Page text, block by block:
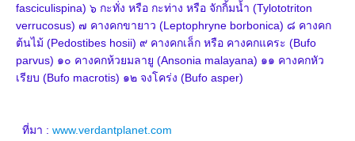
fasciculispina) ๖ กะทั่ง หรือ กะท่าง หรือ จักกิ้มน้ำ (Tylototriton
verrucosus) ๗ คางคกขายาว (Leptophryne borbonica) ๘ คางคก
ต้นไม้ (Pedostibes hosii) ๙ คางคกเล็ก หรือ คางคกแคระ (Bufo
parvus) ๑๐ คางคกห้วยมลายู (Ansonia malayana) ๑๑ คางคกหัว
เรียบ (Bufo macrotis) ๑๒ จงโคร่ง (Bufo asper)
ที่มา : www.verdantplanet.com